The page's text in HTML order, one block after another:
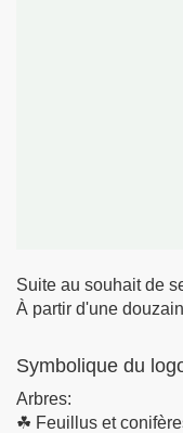
Suite au souhait de
À partir d'une
Symbolique du
Arbres:
☘ Feuillus et